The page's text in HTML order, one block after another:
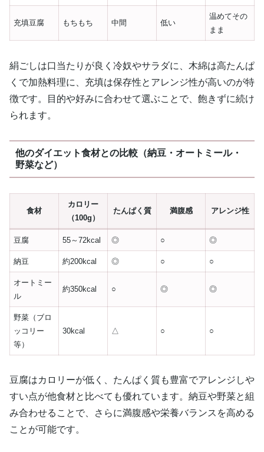
充填豆腐 もちもち 中間 低い
温めてその
まま
絹ごしは口当たりが良く冷奴やサラダに、木綿は高たんぱ
くで加熱料理に、充填は保存性とアレンジ性が高いのが特
徴です。目的や好みに合わせて選ぶことで、飽きずに続け
られます。
他のダイエット食材との比較（納豆・オートミール・
野菜など）
食材
カロリー
（100g）
たんぱく質 満腹感 アレンジ性
豆腐 55～72kcal ◎ ○ ◎
納豆 約200kcal ◎ ○ ○
オートミー
ル
約350kcal ○ ◎ ◎
野菜（ブロ
ッコリー
等）
30kcal △ ○ ○
豆腐はカロリーが低く、たんぱく質も豊富でアレンジしや
すい点が他食材と比べても優れています。納豆や野菜と組
み合わせることで、さらに満腹感や栄養バランスを高める
ことが可能です。